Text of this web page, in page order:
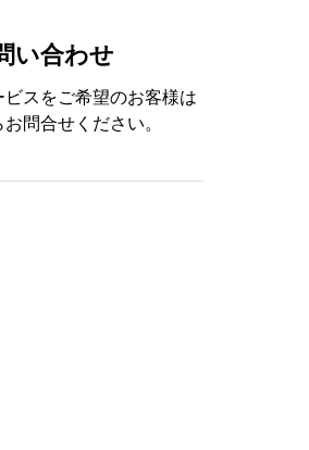
い合わせ
ビスをご希望のお客様は
お問合せください。